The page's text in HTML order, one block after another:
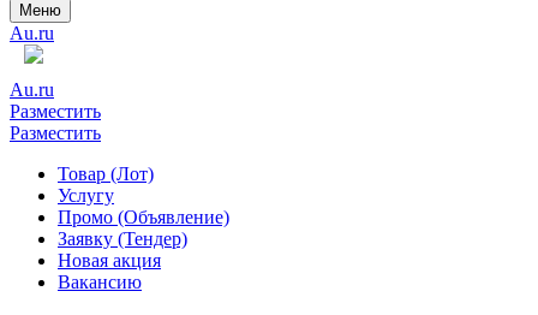
Меню
Au.ru
Au.ru
Разместить
Разместить
Товар (Лот)
Услугу
Промо (Объявление)
Заявку (Тендер)
Новая акция
Вакансию